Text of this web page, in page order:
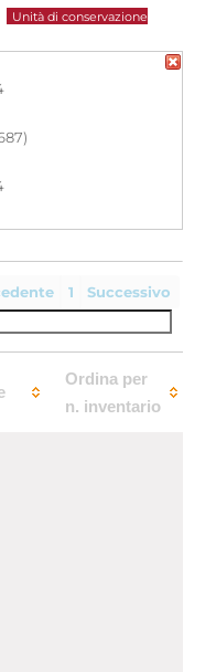
Unità di conservazione
1 Successivo
Ordina per
n. inventario